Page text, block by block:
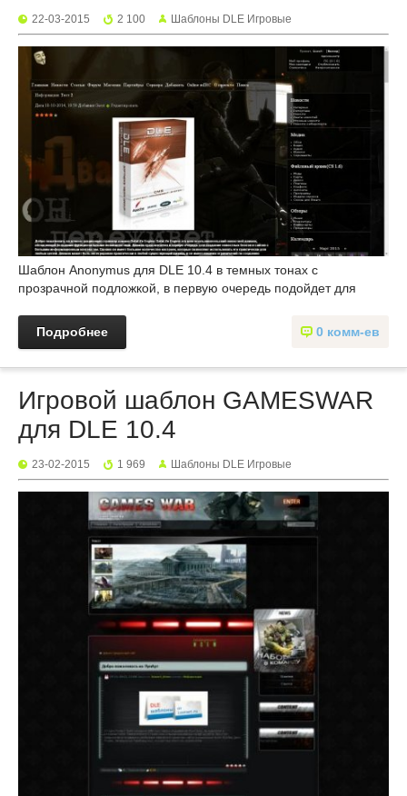
22-03-2015 2 100 Шаблоны DLE Игровые
Шаблон Anonymus для DLE 10.4 в темных тонах с
прозрачной подложкой, в первую очередь подойдет для
0 комм-ев
Подробнее
Игровой шаблон GAMESWAR
для DLE 10.4
23-02-2015 1 969 Шаблоны DLE Игровые